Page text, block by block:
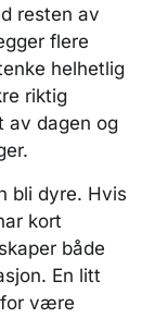
resten av
flere
helhetlig
riktig
av dagen og
bli dyre. Hvis
kort
både
En litt
være